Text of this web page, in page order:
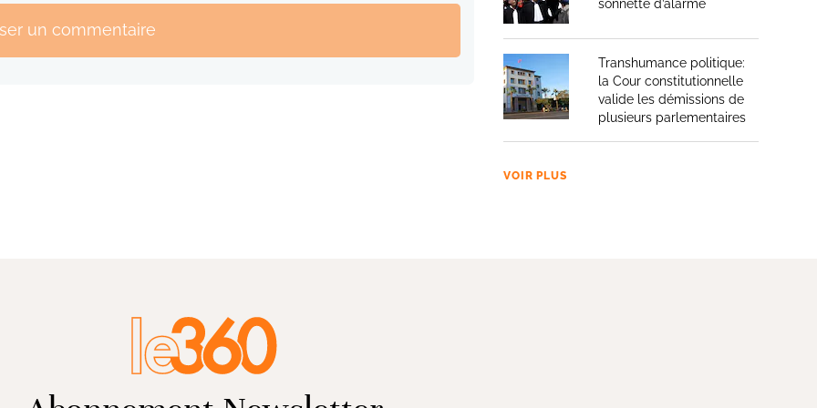
un commentaire
sonnette d’alarme
Transhumance politique:
la Cour constitutionnelle
valide les démissions de
plusieurs parlementaires
VOIR PLUS